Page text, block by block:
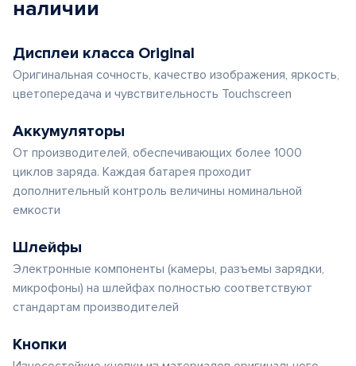
наличии
Дисплеи класса Original
Оригинальная сочность, качество изображения, яркость,
цветопередача и чувствительность Touchscreen
Аккумуляторы
От производителей, обеспечивающих более 1000
циклов заряда. Каждая батарея проходит
дополнительный контроль величины номинальной
емкости
Шлейфы
Электронные компоненты (камеры, разъемы зарядки,
микрофоны) на шлейфах полностью соответствуют
стандартам производителей
Кнопки